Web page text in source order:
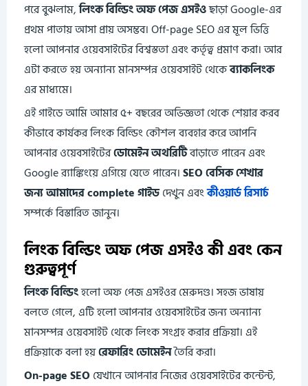
পরে বুঝলাম,লিংক বিল্ডিং অফ পেজ এসইওছাড়া Google-এর
প্রথম পাতায় আসা প্রায় অসম্ভব। Off-page SEO এর মূল ভিত্তি
হলো আপনার ওয়েবসাইটের বিশ্বস্ততা এবং কর্তৃত্ব প্রমাণ করা। আর
এটা করতে হয় অন্যান্য মানসম্পন্ন ওয়েবসাইট থেকেব্যাকলিংক
এর মাধ্যমে।
এই গাইডে আমি আমার ৫+ বছরের অভিজ্ঞতা থেকে শেয়ার করব
কীভাবে কার্যকর লিংক বিল্ডিং কৌশল ব্যবহার করে আপনি
আপনার ওয়েবসাইটেরডোমেইন অথরিটিবাড়াতে পারেন এবং
Google র‍্যাঙ্কিংয়ে এগিয়ে যেতে পারেন।SEO বেসিক শেখার
জন্য আমাদের complete গাইডদেখুন এবংকীওয়ার্ড রিসার্চ
সম্পর্কে বিস্তারিত জানুন।
লিংক বিল্ডিং অফ পেজ এসইও কী এবং কেন
গুরুত্বপূর্ণ
লিংক বিল্ডিংহলো অফ পেজ এসইওর মেরুদণ্ড। সহজ ভাষায়
বলতে গেলে, এটি হলো আপনার ওয়েবসাইটের জন্য অন্যান্য
মানসম্পন্ন ওয়েবসাইট থেকে লিংক সংগ্রহ করার প্রক্রিয়া। এই
প্রক্রিয়াকে বলা হয়রেফারিং ডোমেইনতৈরি করা।
On-page SEOযেখানে আপনার নিজের ওয়েবসাইটের কন্টেন্ট,